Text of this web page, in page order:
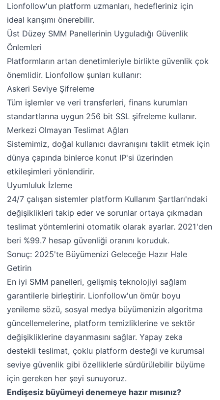
Lionfollow'un platform uzmanları, hedefleriniz için
ideal karışımı önerebilir.
Üst Düzey SMM Panellerinin Uyguladığı Güvenlik
Önlemleri
Platformların artan denetimleriyle birlikte güvenlik çok
önemlidir. Lionfollow şunları kullanır:
Askeri Seviye Şifreleme
Tüm işlemler ve veri transferleri, finans kurumları
standartlarına uygun 256 bit SSL şifreleme kullanır.
Merkezi Olmayan Teslimat Ağları
Sistemimiz, doğal kullanıcı davranışını taklit etmek için
dünya çapında binlerce konut IP'si üzerinden
etkileşimleri yönlendirir.
Uyumluluk İzleme
24/7 çalışan sistemler platform Kullanım Şartları'ndaki
değişiklikleri takip eder ve sorunlar ortaya çıkmadan
teslimat yöntemlerini otomatik olarak ayarlar. 2021'den
beri %99.7 hesap güvenliği oranını koruduk.
Sonuç: 2025'te Büyümenizi Geleceğe Hazır Hale
Getirin
En iyi SMM panelleri, gelişmiş teknolojiyi sağlam
garantilerle birleştirir. Lionfollow'un ömür boyu
yenileme sözü, sosyal medya büyümenizin algoritma
güncellemelerine, platform temizliklerine ve sektör
değişikliklerine dayanmasını sağlar. Yapay zeka
destekli teslimat, çoklu platform desteği ve kurumsal
seviye güvenlik gibi özelliklerle sürdürülebilir büyüme
için gereken her şeyi sunuyoruz.
Endişesiz büyümeyi denemeye hazır mısınız?